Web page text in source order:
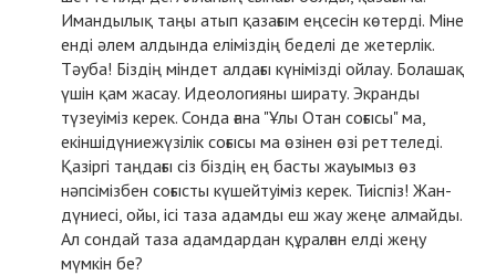
Имандылық таңы атып қазағым еңсесін көтерді. Міне
енді әлем алдында еліміздің беделі де жетерлік.
Тәуба! Біздің міндет алдағы күнімізді ойлау. Болашақ
үшін қам жасау. Идеологияны ширату. Экранды
түзеуіміз керек. Сонда ғана "Ұлы Отан соғысы" ма,
екіншідүниежүзілік соғысы ма өзінен өзі реттеледі.
Қазіргі таңдағы сіз біздің ең басты жауымыз өз
нәпсімізбен соғысты күшейтуіміз керек. Тиіспіз! Жан-
дүниесі, ойы, ісі таза адамды еш жау жеңе алмайды.
Ал сондай таза адамдардан құралған елді жеңу
мүмкін бе?